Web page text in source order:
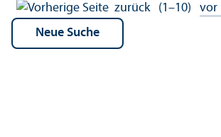
zurück (1–10) vor